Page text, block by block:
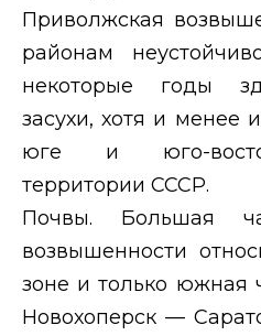
Приволжская
районам
некоторые годы
засухи, хотя и менее
юге и юго-
территории СССР.
Почвы. Большая
возвышенности
зоне и только южная
Новохоперск —